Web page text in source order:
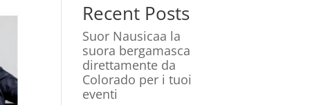
Recent Posts
Suor Nausicaa la
suora bergamasca
direttamente da
Colorado per i tuoi
eventi